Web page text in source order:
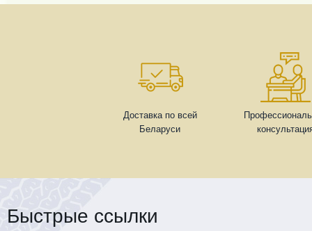
Доставка по всей
Беларуси
Быстрые ссылки